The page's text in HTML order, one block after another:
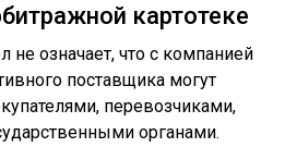
картотеке
не означает, что с компанией
поставщика могут
перевозчиками,
органами.